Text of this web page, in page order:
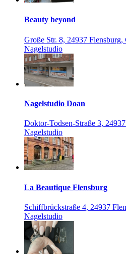
Beauty beyond
Große Str. 8, 24937 Flensburg,
Nagelstudio
Nagelstudio Doan
Doktor-Todsen-Straße 3,
Nagelstudio
La Beautique Flensburg
Schiffbrückstraße 4, 24937
Nagelstudio